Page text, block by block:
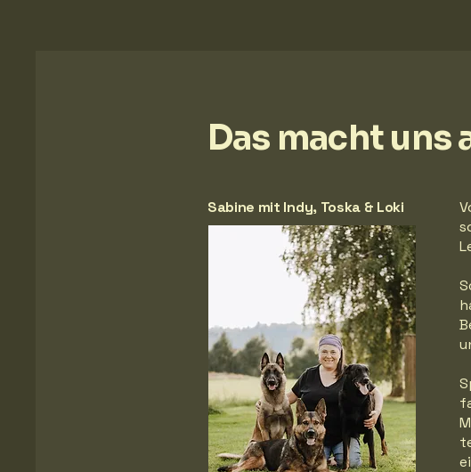
Das macht uns
Sabine mit Indy, Toska & Loki